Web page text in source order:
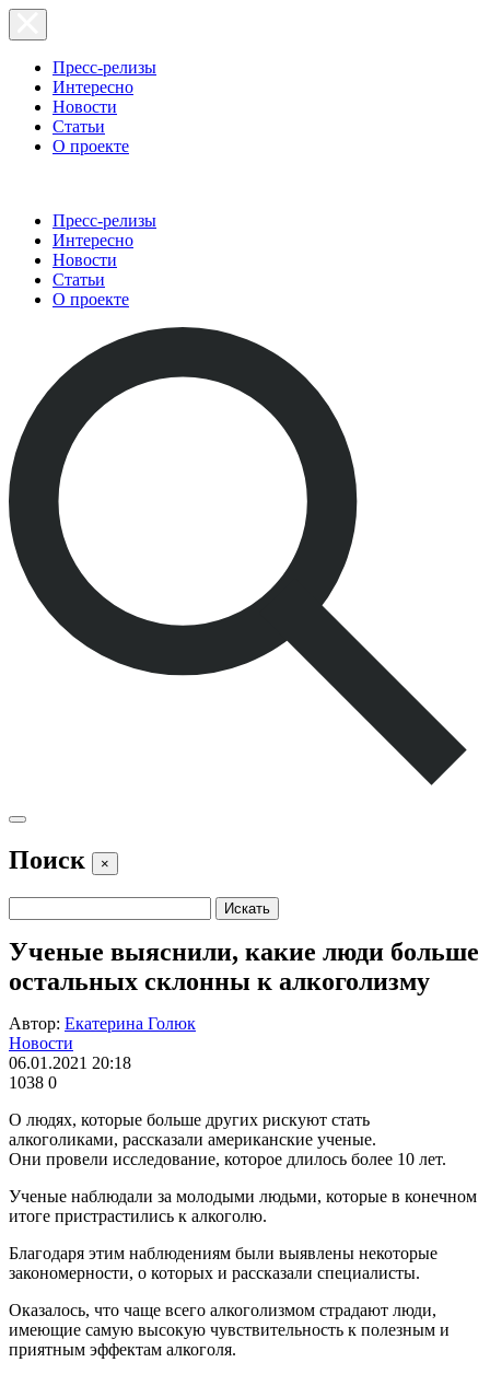
Пресс-релизы
Интересно
Новости
Статьи
О проекте
Пресс-релизы
Интересно
Новости
Статьи
О проекте
Поиск ×
Ученые выяснили, какие люди больше
остальных склонны к алкоголизму
Автор: Екатерина Голюк
Новости
06.01.2021 20:18
1038 0
О людях, которые больше других рискуют стать
алкоголиками, рассказали американские ученые.
Они провели исследование, которое длилось более 10 лет.
Ученые наблюдали за молодыми людьми, которые в конечном
итоге пристрастились к алкоголю.
Благодаря этим наблюдениям были выявлены некоторые
закономерности, о которых и рассказали специалисты.
Оказалось, что чаще всего алкоголизмом страдают люди,
имеющие самую высокую чувствительность к полезным и
приятным эффектам алкоголя.